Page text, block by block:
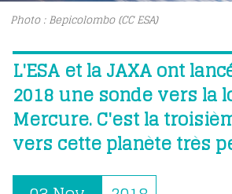
Photo : Bepicolombo (CC ESA)
L'ESA et la JAXA ont
2018 une sonde vers la
Mercure. C'est la
vers cette planète très